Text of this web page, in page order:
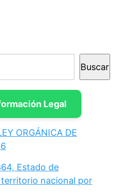
Buscar
Legal
ORGÁNICA DE
Estado de
nacional por